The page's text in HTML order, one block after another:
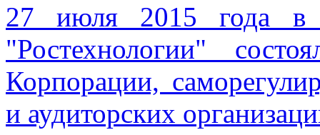
27 июля 2015 года в
"Ростехнологии"
Корпорации,
и аудиторских